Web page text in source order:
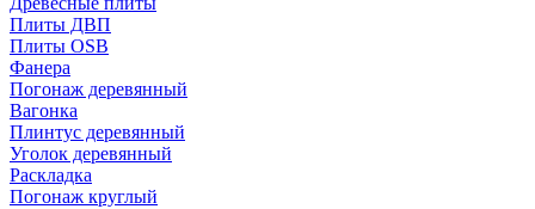
Плиты ДВП
Плиты OSB
Фанера
Погонаж деревянный
Вагонка
Плинтус деревянный
Уголок деревянный
Раскладка
Погонаж круглый